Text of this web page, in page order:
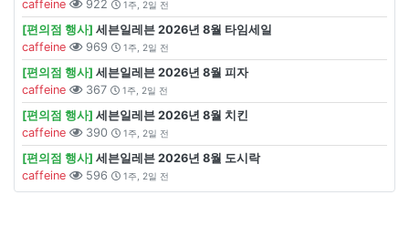
caffeine
922 1주, 2일 전
[편의점 행사] 세븐일레븐 2026년 8월 타임세일
caffeine
969 1주, 2일 전
[편의점 행사] 세븐일레븐 2026년 8월 피자
caffeine
367 1주, 2일 전
[편의점 행사] 세븐일레븐 2026년 8월 치킨
caffeine
390 1주, 2일 전
[편의점 행사] 세븐일레븐 2026년 8월 도시락
caffeine
596 1주, 2일 전